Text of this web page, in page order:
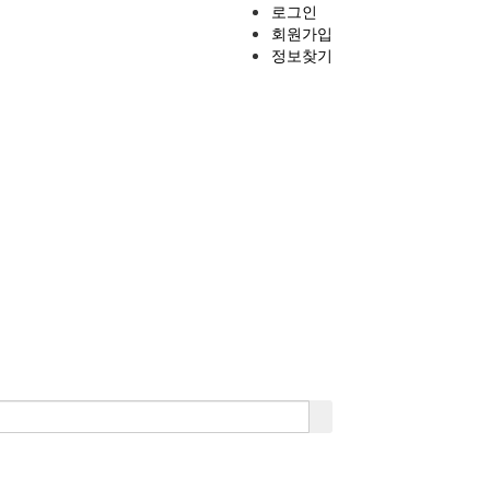
로그인
회원가입
정보찾기